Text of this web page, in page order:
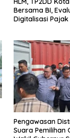
Bersama BI, Evaluasi Kinerja
Digitalisasi
Pengawasan
Suara Pemilihan